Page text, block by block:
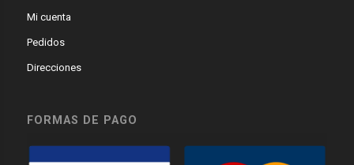
Mi cuenta
Pedidos
Direcciones
FORMAS DE PAGO